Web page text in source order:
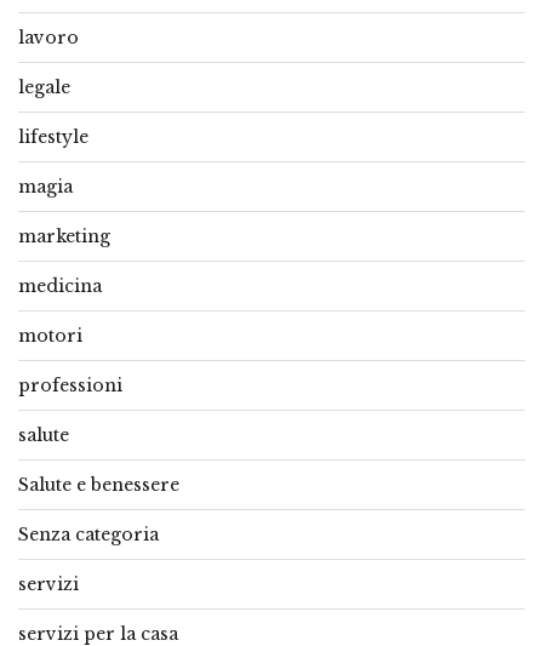
lavoro
legale
lifestyle
magia
marketing
medicina
motori
professioni
salute
Salute e benessere
Senza categoria
servizi
servizi per la casa